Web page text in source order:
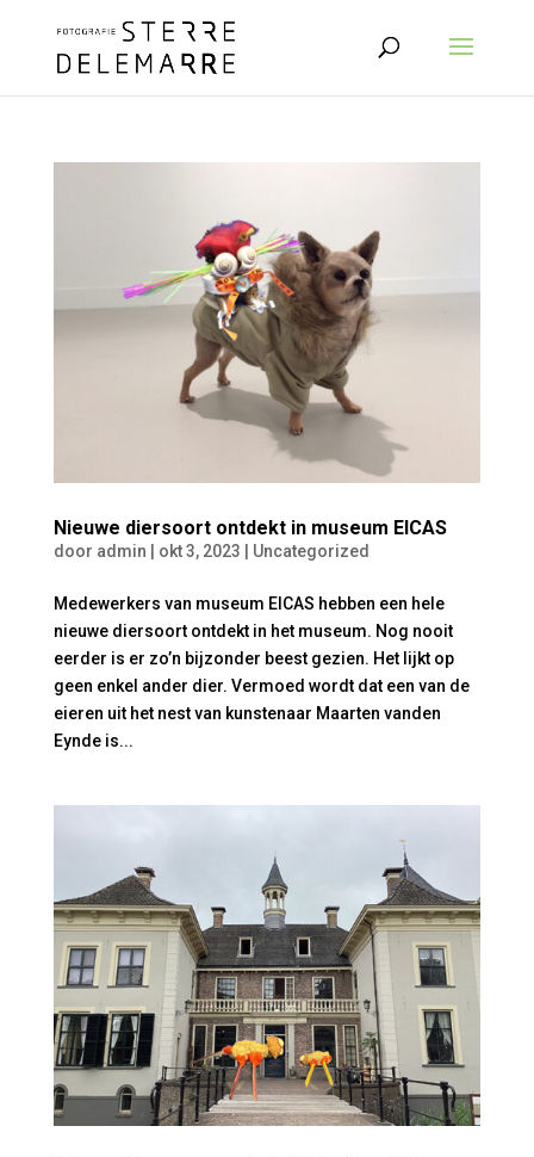
Nieuwe diersoort ontdekt in museum EICAS
door admin okt 3, 2023 Uncategorized
Medewerkers van museum EICAS hebben een hele
nieuwe diersoort ontdekt in het museum. Nog nooit
eerder is er zo’n bijzonder beest gezien. Het lijkt op
geen enkel ander dier. Vermoed wordt dat een van de
eieren uit het nest van kunstenaar Maarten vanden
Eynde is...